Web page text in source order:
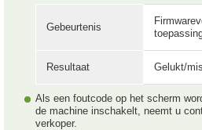
Gebeurtenis
Resultaat Gelukt/
Als een foutcode op het scherm
de machine inschakelt, neemt u
verkoper.